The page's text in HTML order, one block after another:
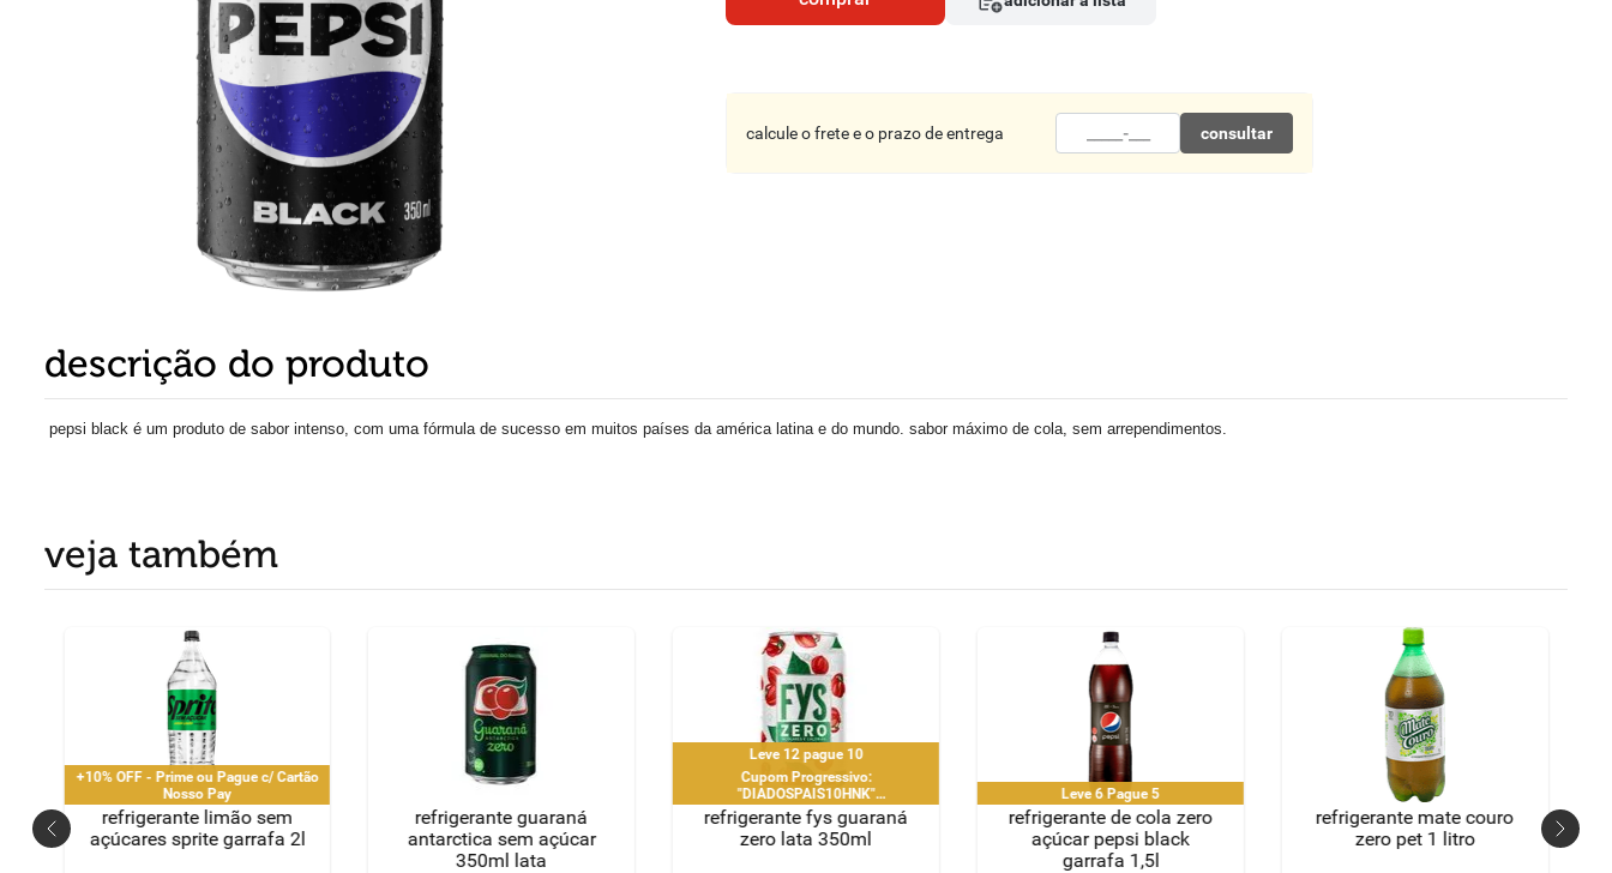
calcule o frete e o prazo de entrega consultar
descrição do produto
pepsi black é um produto de sabor intenso, com uma fórmula de sucesso em muitos países da américa latina e do mundo. sabor máximo de cola, sem arrependimentos.
veja também
+10% OFF - Prime ou Pague c/ Cartão
Nosso Pay
refrigerante limão sem
açúcares sprite garrafa 2l
refrigerante guaraná
antarctica sem açúcar
350ml lata
Leve 12 pague 10
Cupom Progressivo:
"DIADOSPAIS10HNK"
|"DIADOSPAIS20HNK" |
"DIADOSPAIS30HNK" | limitado a 2
pedido por CPF
refrigerante fys guaraná
zero lata 350ml
Leve 6 Pague 5
refrigerante de cola zero
açúcar pepsi black
garrafa 1,5l
refrigerante mate couro
zero pet 1 litro
8º detergente
9º macarrão
10º chocolate